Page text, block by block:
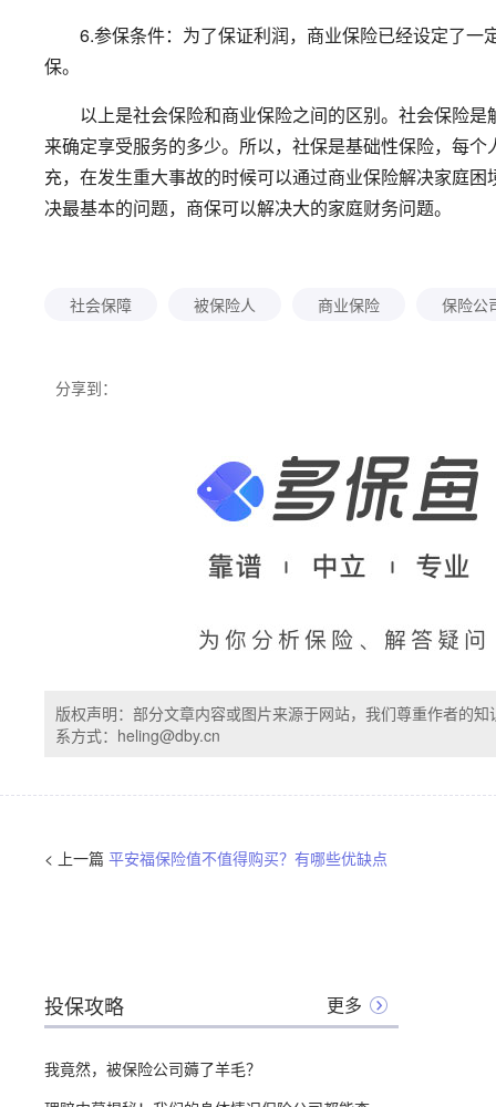
6.参保条件：为了保证利润，商业保险已经设定了一
保。
以上是社会保险和商业保险之间的区别。社会保险是
来确定享受服务的多少。所以，社保是基础性保险，每
充，在发生重大事故的时候可以通过商业保险解决家庭
决最基本的问题，商保可以解决大的家庭财务问题。
版权声明：部分文章内容或图片来源于网站，我们尊重作者的
系方式：heling@dby.cn
分享到：
社会保障 被保险人 商业保险 保险公
< 上一篇 平安福保险值不值得购买？有哪些优缺点
投保攻略 更多
我竟然，被保险公司薅了羊毛？